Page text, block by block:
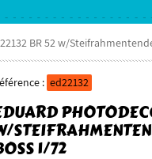
BR 52 w/
: ed22132
1/72